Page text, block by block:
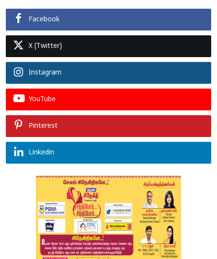
Facebook
X (Twitter)
Instagram
YouTube
Pinterest
Linkedin